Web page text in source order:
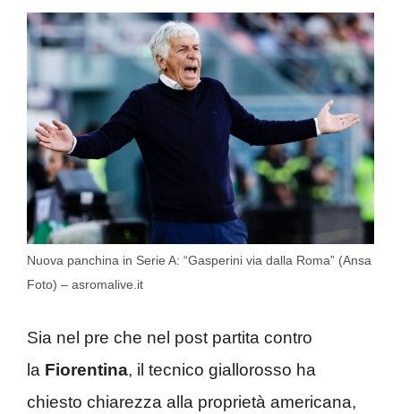
Nuova panchina in Serie A: “Gasperini via dalla Roma” (Ansa
Foto) – asromalive.it
Sia nel pre che nel post partita contro
la Fiorentina, il tecnico giallorosso ha
chiesto chiarezza alla proprietà americana,